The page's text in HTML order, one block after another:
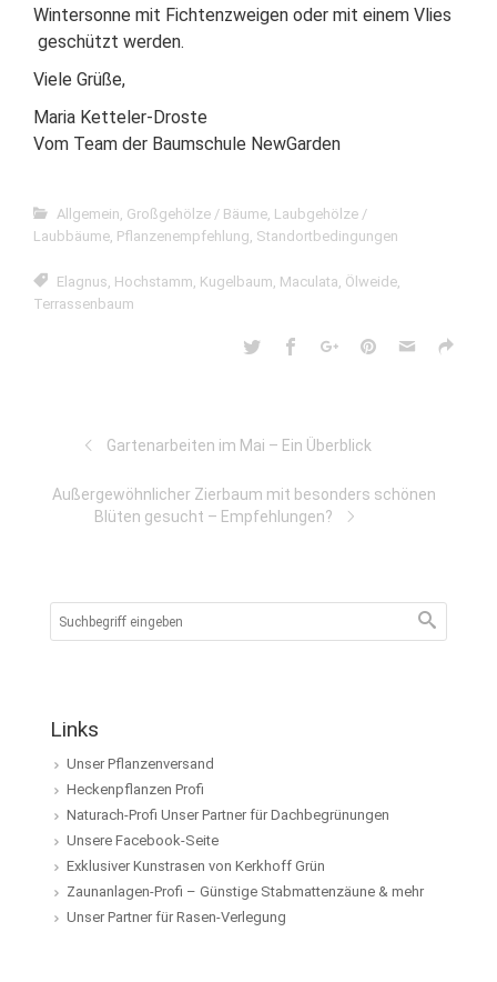
Wintersonne mit Fichtenzweigen oder mit einem Vlies
geschützt werden.
Viele Grüße,
Maria Ketteler-Droste
Vom Team der Baumschule NewGarden
Allgemein, Großgehölze / Bäume, Laubgehölze /
Laubbäume, Pflanzenempfehlung, Standortbedingungen
Elagnus, Hochstamm, Kugelbaum, Maculata, Ölweide,
Terrassenbaum
Gartenarbeiten im Mai – Ein Überblick
Außergewöhnlicher Zierbaum mit besonders schönen
Blüten gesucht – Empfehlungen?
Links
Unser Pflanzenversand
Heckenpflanzen Profi
Naturach-Profi Unser Partner für Dachbegrünungen
Unsere Facebook-Seite
Exklusiver Kunstrasen von Kerkhoff Grün
Zaunanlagen-Profi – Günstige Stabmattenzäune & mehr
Unser Partner für Rasen-Verlegung